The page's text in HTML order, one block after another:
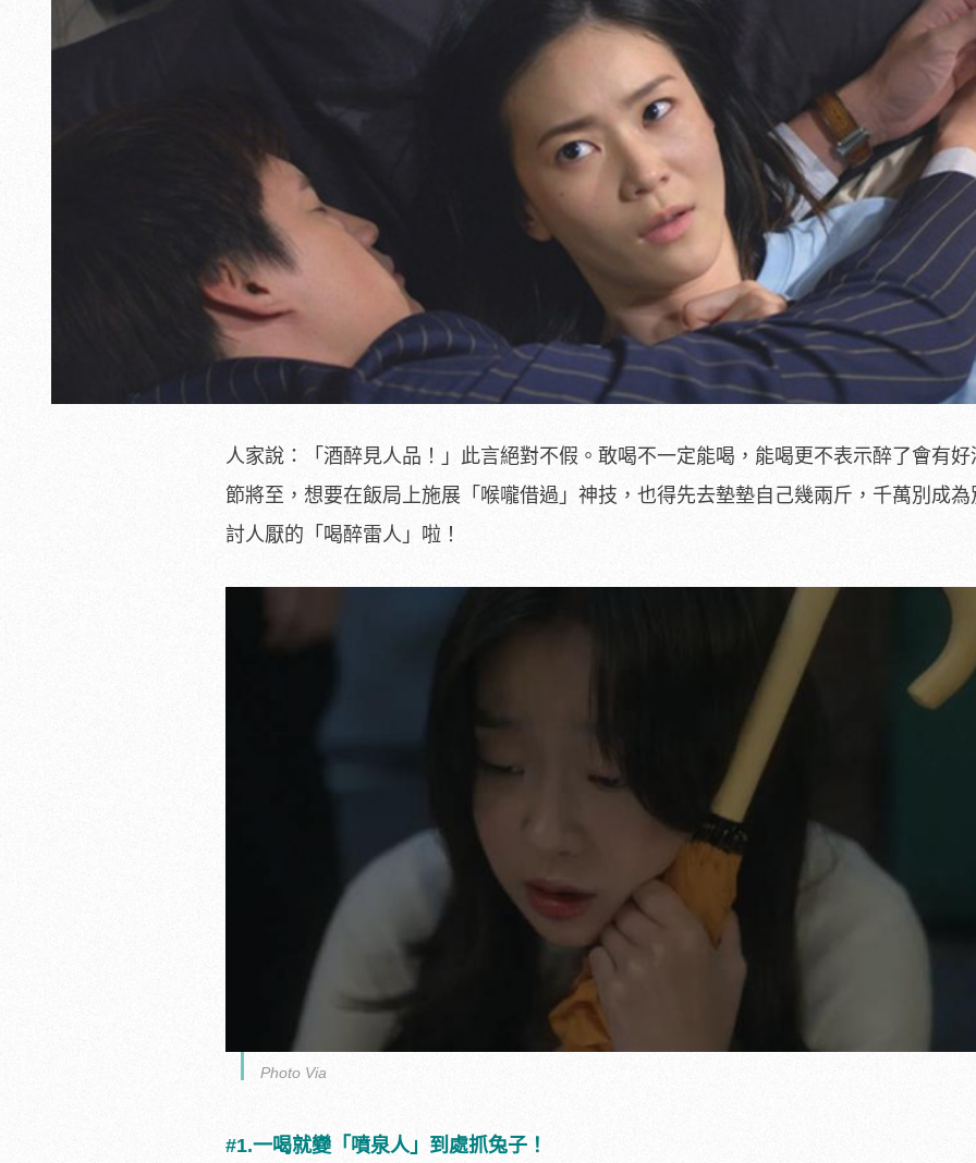
人家說：「酒醉見人品！」此言絕對不假。敢喝不一定能喝，能喝更不表示醉了會有好
節將至，想要在飯局上施展「喉嚨借過」神技，也得先去墊墊自己幾兩斤，千萬別成為
討人厭的「喝醉雷人」啦！
Photo Via
#1.一喝就變「噴泉人」到處抓兔子！